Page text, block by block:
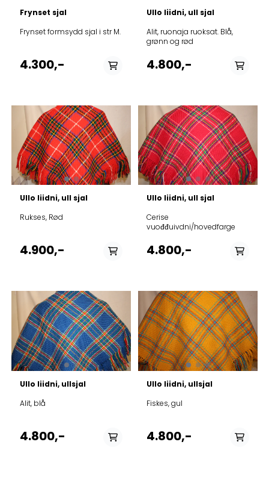
Frynset sjal
Frynset formsydd sjal i str M.
4.300,-
Ullo liidni, ull sjal
Alit, ruonaja ruoksat. Blå,
grønn og rød
4.800,-
Ullo liidni, ull sjal
Rukses, Rød
4.900,-
Ullo liidni, ull sjal
Cerise
vuođđuivdni/hovedfarge
4.800,-
Ullo liidni, ullsjal
Alit, blå
4.800,-
På lager
Ullo liidni, ullsjal
Fiskes, gul
4.800,-
På lager